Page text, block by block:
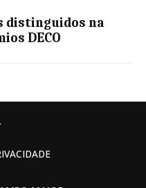
distinguidos na
DECO